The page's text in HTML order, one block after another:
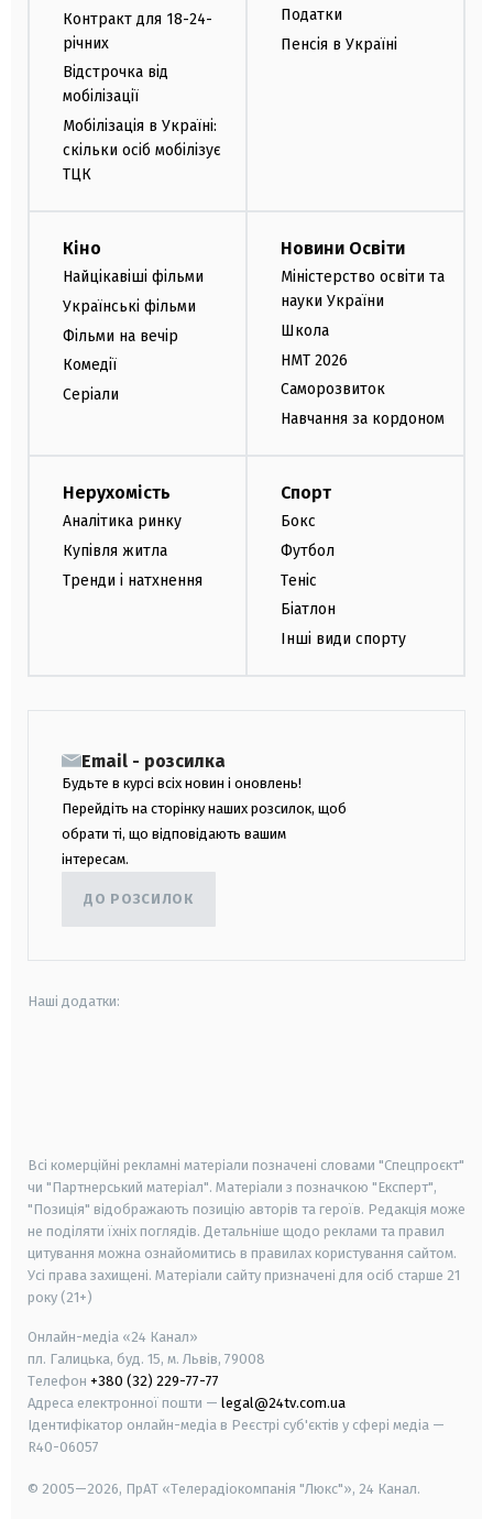
Контракт для 18-24-
річних
Відстрочка від
мобілізації
Мобілізація в Україні:
скільки осіб мобілізує
ТЦК
Податки
Пенсія в Україні
Кіно
Найцікавіші фільми
Українські фільми
Фільми на вечір
Комедії
Серіали
Новини Освіти
Міністерство освіти та
науки України
Школа
НМТ 2026
Саморозвиток
Навчання за кордоном
Нерухомість
Аналітика ринку
Купівля житла
Тренди і натхнення
Спорт
Бокс
Футбол
Теніс
Біатлон
Інші види спорту
Email - розсилка
Будьте в курсі всіх новин і оновлень!
Перейдіть на сторінку наших розсилок, щоб
обрати ті, що відповідають вашим
інтересам.
ДО РОЗСИЛОК
Наші додатки:
Всі комерційні рекламні матеріали позначені словами "Спецпроєкт"
чи "Партнерський матеріал". Матеріали з позначкою "Експерт",
"Позиція" відображають позицію авторів та героїв. Редакція може
не поділяти їхніх поглядів. Детальніше щодо реклами та правил
цитування можна ознайомитись в правилах користування сайтом.
Усі права захищені. Матеріали сайту призначені для осіб старше 21
року (21+)
Онлайн-медіа «24 Канал»
пл. Галицька, буд. 15, м. Львів, 79008
Телефон +380 (32) 229-77-77
Адреса електронної пошти — legal@24tv.com.ua
Ідентифікатор онлайн-медіа в Реєстрі суб'єктів у сфері медіа —
R40-06057
© 2005—2026, ПрАТ «Телерадіокомпанія "Люкс"», 24 Канал.